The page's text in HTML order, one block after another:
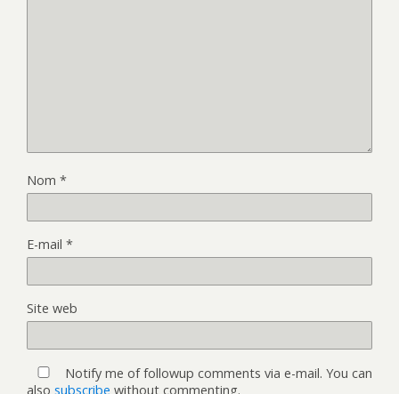
Nom *
E-mail *
Site web
Notify me of followup comments via e-mail. You can
also subscribe without commenting.